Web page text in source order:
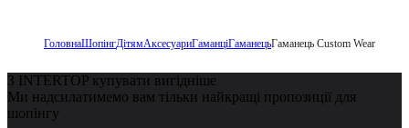
ГоловнаШопінгДітямАксесуариГаманціГаманецьГаманець Custom Wear
З INTERTOP купувати вигідніше
Ми надсилатимемо вам тільки найкращі пропозиції для
шопінгу